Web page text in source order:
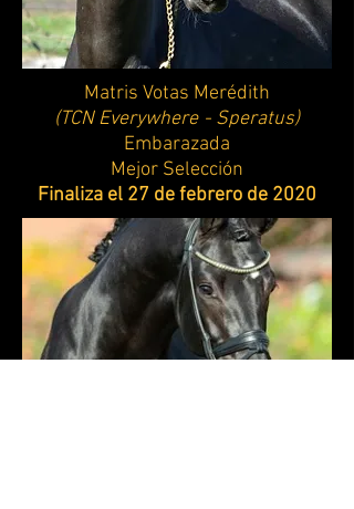
Matris Votas Merédith
(TCN Everywhere - Speratus)
Embarazada
Mejor Selección
Finaliza el 27 de febrero de 2020